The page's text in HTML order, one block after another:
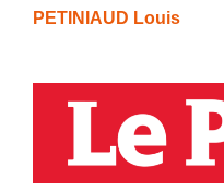
PETINIAUD Louis